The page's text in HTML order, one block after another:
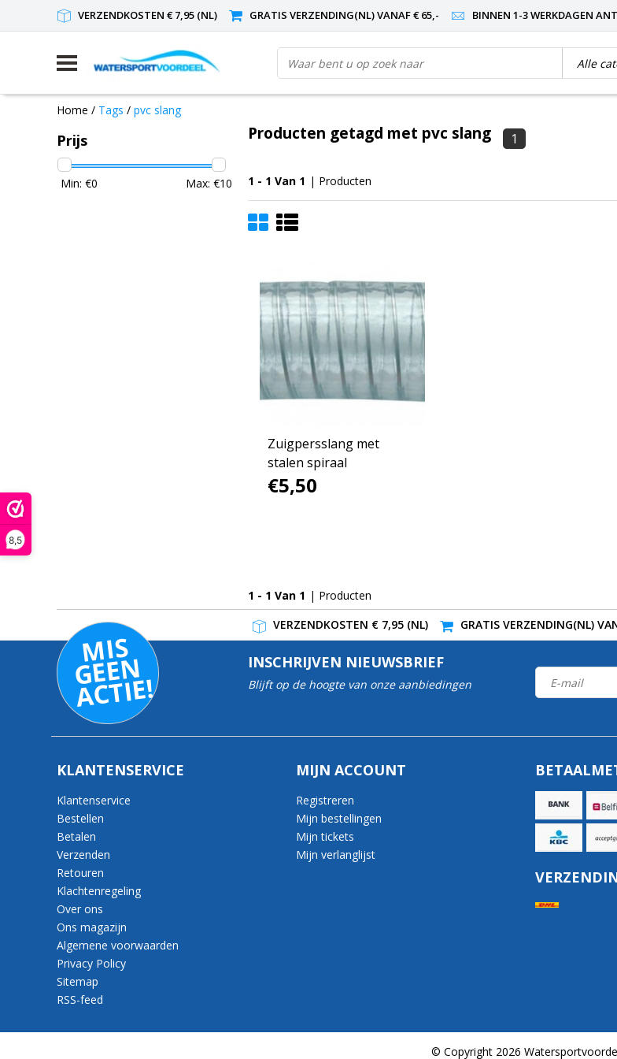
8,5
VERZENDKOSTEN € 7,95 (NL) GRATIS VERZENDING(NL) VANAF € 65,- BINNEN 1-3 WERKDAGEN
Home / Tags / pvc slang
Prijs
Min: €0 Max: €10
Producten getagd met pvc slang 1
1 - 1 Van 1 | Producten
Zuigpersslang met
stalen spiraal
€5,50
1 - 1 Van 1 | Producten
VERZENDKOSTEN € 7,95 (NL)
GRATIS VERZENDING(NL)
MI
S
G
E
E
N
A
C
TI
E!
INSCHRIJVEN NIEUWSBRIEF
Blijft op de hoogte van onze aanbiedingen
KLANTENSERVICE
Klantenservice
Bestellen
Betalen
Verzenden
Retouren
Klachtenregeling
Over ons
Ons magazijn
Algemene voorwaarden
Privacy Policy
Sitemap
RSS-feed
MIJN ACCOUNT
Registreren
Mijn bestellingen
Mijn tickets
Mijn verlanglijst
© Copyright 2026